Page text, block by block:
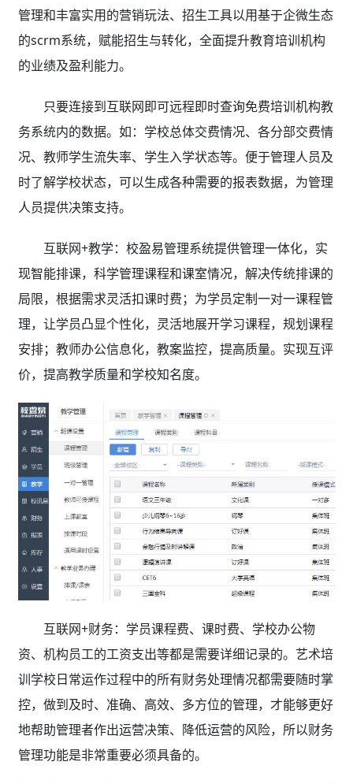
管理和丰富实用的营销玩法、招生工具以用基于企微生态
的scrm系统，赋能招生与转化，全面提升教育培训机构
的业绩及盈利能力。
只要连接到互联网即可远程即时查询免费培训机构教
务系统内的数据。如：学校总体交费情况、各分部交费情
况、教师学生流失率、学生入学状态等。便于管理人员及
时了解学校状态，可以生成各种需要的报表数据，为管理
人员提供决策支持。
互联网+教学：校盈易管理系统提供管理一体化，实
现智能排课，科学管理课程和课室情况，解决传统排课的
局限，根据需求灵活扣课时费；为学员定制一对一课程管
理，让学员凸显个性化，灵活地展开学习课程，规划课程
安排；教师办公信息化，教案监控，提高质量。实现互评
价，提高教学质量和学校知名度。
互联网+财务：学员课程费、课时费、学校办公物
资、机构员工的工资支出等都是需要详细记录的。艺术培
训学校日常运作过程中的所有财务处理情况都需要随时掌
控，做到及时、准确、高效、多方位的管理，才能够更好
地帮助管理者作出运营决策、降低运营的风险，所以财务
管理功能是非常重要必须具备的。